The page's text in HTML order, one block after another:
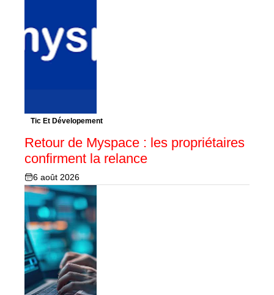
Tic Et Dévelopement
Retour de Myspace : les propriétaires
confirment la relance
6 août 2026